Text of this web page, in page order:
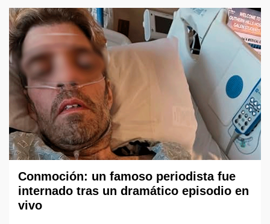
Conmoción: un famoso periodista fue
internado tras un dramático episodio en
vivo